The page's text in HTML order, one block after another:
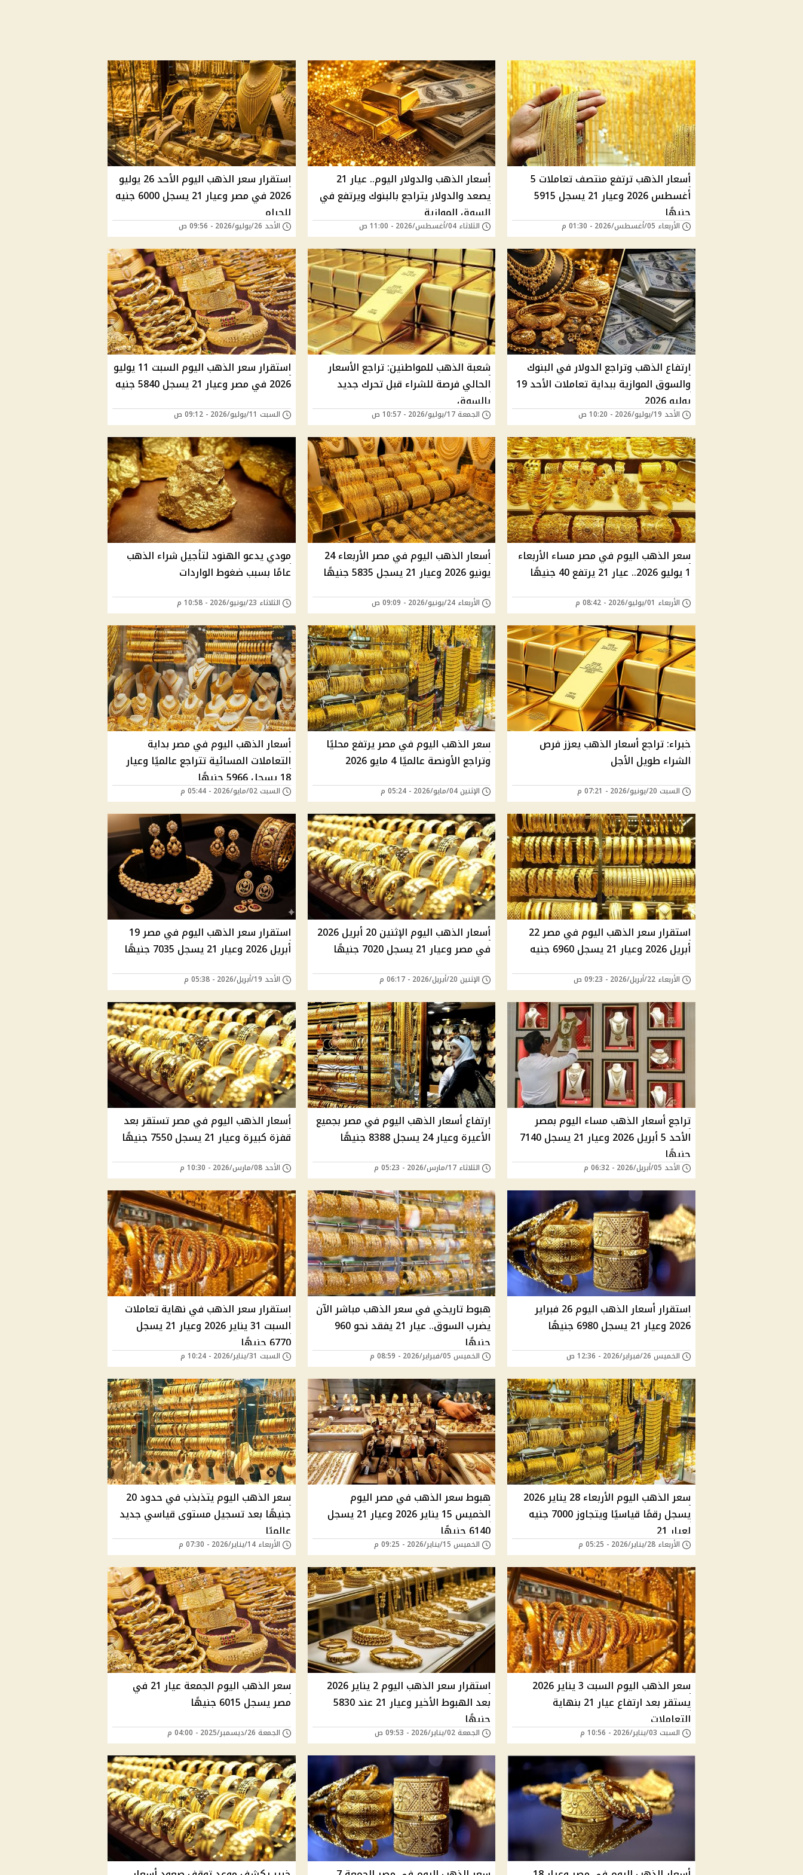
أسعار الذهب ترتفع منتصف تعاملات 5
أغسطس 2026 وعيار 21 يسجل 5915
جنيهًا
الأربعاء 05/أغسطس/2026 - 01:30 م
أسعار الذهب والدولار اليوم.. عيار 21
يصعد والدولار يتراجع بالبنوك ويرتفع في
السوق الموازية
الثلاثاء 04/أغسطس/2026 - 11:00 ص
استقرار سعر الذهب اليوم الأحد 26 يوليو
2026 في مصر وعيار 21 يسجل 6000 جنيه
للجرام
الأحد 26/يوليو/2026 - 09:56 ص
ارتفاع الذهب وتراجع الدولار في البنوك
والسوق الموازية ببداية تعاملات الأحد 19
يوليو 2026
الأحد 19/يوليو/2026 - 10:20 ص
شعبة الذهب للمواطنين: تراجع الأسعار
الحالي فرصة للشراء قبل تحرك جديد
بالسوق
الجمعة 17/يوليو/2026 - 10:57 ص
استقرار سعر الذهب اليوم السبت 11 يوليو
2026 في مصر وعيار 21 يسجل 5840 جنيه
السبت 11/يوليو/2026 - 09:12 ص
سعر الذهب اليوم في مصر مساء الأربعاء
1 يوليو 2026.. عيار 21 يرتفع 40 جنيهًا
الأربعاء 01/يوليو/2026 - 08:42 م
أسعار الذهب اليوم في مصر الأربعاء 24
يونيو 2026 وعيار 21 يسجل 5835 جنيهًا
الأربعاء 24/يونيو/2026 - 09:09 ص
مودي يدعو الهنود لتأجيل شراء الذهب
عامًا بسبب ضغوط الواردات
الثلاثاء 23/يونيو/2026 - 10:58 م
خبراء: تراجع أسعار الذهب يعزز فرص
الشراء طويل الأجل
السبت 20/يونيو/2026 - 07:21 م
سعر الذهب اليوم في مصر يرتفع محليًا
وتراجع الأونصة عالميًا 4 مايو 2026
الإثنين 04/مايو/2026 - 05:24 م
أسعار الذهب اليوم في مصر بداية
التعاملات المسائية تتراجع عالميًا وعيار
18 يسجل 5966 جنيهًا
السبت 02/مايو/2026 - 05:44 م
استقرار سعر الذهب اليوم في مصر 22
أبريل 2026 وعيار 21 يسجل 6960 جنيه
الأربعاء 22/أبريل/2026 - 09:23 ص
أسعار الذهب اليوم الإثنين 20 أبريل 2026
في مصر وعيار 21 يسجل 7020 جنيهًا
الإثنين 20/أبريل/2026 - 06:17 م
استقرار سعر الذهب اليوم في مصر 19
أبريل 2026 وعيار 21 يسجل 7035 جنيهًا
الأحد 19/أبريل/2026 - 05:38 م
تراجع أسعار الذهب مساء اليوم بمصر
الأحد 5 أبريل 2026 وعيار 21 يسجل 7140
جنيهًا
الأحد 05/أبريل/2026 - 06:32 م
ارتفاع أسعار الذهب اليوم في مصر بجميع
الأعيرة وعيار 24 يسجل 8388 جنيهًا
الثلاثاء 17/مارس/2026 - 05:23 م
أسعار الذهب اليوم في مصر تستقر بعد
قفزة كبيرة وعيار 21 يسجل 7550 جنيهًا
الأحد 08/مارس/2026 - 10:30 م
استقرار أسعار الذهب اليوم 26 فبراير
2026 وعيار 21 يسجل 6980 جنيهًا
الخميس 26/فبراير/2026 - 12:36 ص
هبوط تاريخي في سعر الذهب مباشر الآن
يضرب السوق.. عيار 21 يفقد نحو 960
جنيهًا
الخميس 05/فبراير/2026 - 08:59 م
استقرار سعر الذهب في نهاية تعاملات
السبت 31 يناير 2026 وعيار 21 يسجل
6770 جنيهًا
السبت 31/يناير/2026 - 10:24 م
سعر الذهب اليوم الأربعاء 28 يناير 2026
يسجل رقمًا قياسيًا ويتجاوز 7000 جنيه
لعيار 21
الأربعاء 28/يناير/2026 - 05:25 م
هبوط سعر الذهب في مصر اليوم
الخميس 15 يناير 2026 وعيار 21 يسجل
6140 جنيهًا
الخميس 15/يناير/2026 - 09:25 م
سعر الذهب اليوم يتذبذب في حدود 20
جنيهًا بعد تسجيل مستوى قياسي جديد
عالميًا
الأربعاء 14/يناير/2026 - 07:30 م
سعر الذهب اليوم السبت 3 يناير 2026
يستقر بعد ارتفاع عيار 21 بنهاية
التعاملات
السبت 03/يناير/2026 - 10:56 م
استقرار سعر الذهب اليوم 2 يناير 2026
بعد الهبوط الأخير وعيار 21 عند 5830
جنيهًا
الجمعة 02/يناير/2026 - 09:53 ص
سعر الذهب اليوم الجمعة عيار 21 في
مصر يسجل 6015 جنيهًا
الجمعة 26/ديسمبر/2025 - 04:00 م